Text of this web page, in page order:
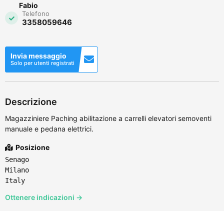
Fabio
Telefono
3358059646
Invia messaggio
Solo per utenti registrati
Descrizione
Magazziniere Paching abilitazione a carrelli elevatori semoventi
manuale e pedana elettrici.
Posizione
Senago
Milano
Italy
Ottenere indicazioni →